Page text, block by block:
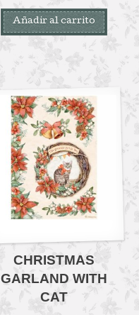
Añadir al carrito
CHRISTMAS
GARLAND WITH
CAT